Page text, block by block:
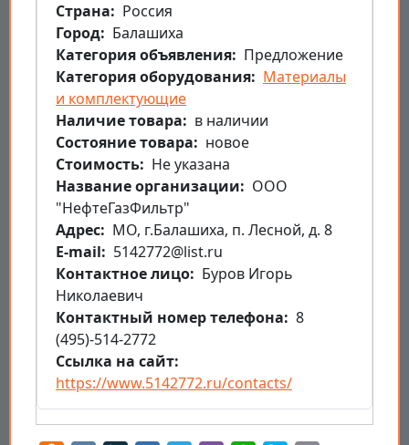
Страна
Россия
Город
Балашиха
Категория объявления
Предложение
Категория оборудования
Материалы
и комплектующие
Наличие товара
в наличии
Состояние товара
новое
Стоимость
Не указана
Название организации
ООО
"НефтеГазФильтр"
Aдрес
МО, г.Балашиха, п. Лесной, д. 8
E-mail
5142772@list.ru
Контактное лицо
Буров Игорь
Николаевич
Контактный номер телефона
8
(495)-514-2772
Ссылка на сайт
https://www.5142772.ru/contacts/